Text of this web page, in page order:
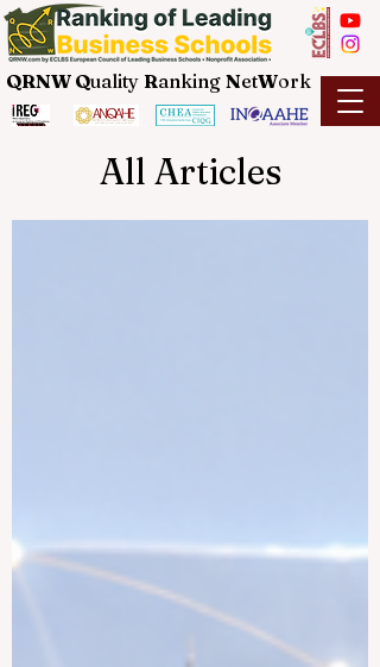
QRNW Quality Ranking NetWork
All Articles